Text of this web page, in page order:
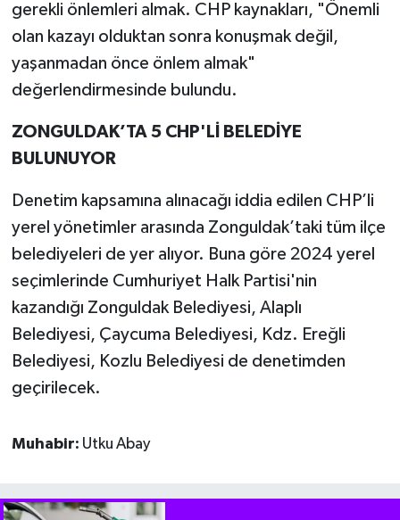
gerekli önlemleri almak. CHP kaynakları, "Önemli
olan kazayı olduktan sonra konuşmak değil,
yaşanmadan önce önlem almak"
değerlendirmesinde bulundu.
ZONGULDAK’TA 5 CHP'Lİ BELEDİYE
BULUNUYOR
Denetim kapsamına alınacağı iddia edilen CHP’li
yerel yönetimler arasında Zonguldak’taki tüm ilçe
belediyeleri de yer alıyor. Buna göre 2024 yerel
seçimlerinde Cumhuriyet Halk Partisi'nin
kazandığı Zonguldak Belediyesi, Alaplı
Belediyesi, Çaycuma Belediyesi, Kdz. Ereğli
Belediyesi, Kozlu Belediyesi de denetimden
geçirilecek.
Muhabir: Utku Abay